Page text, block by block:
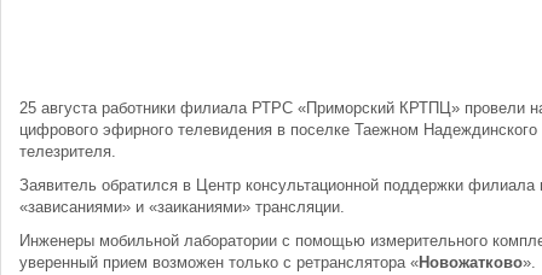
25 августа работники филиала РТРС «Приморский КРТПЦ» провели
цифрового эфирного телевидения в поселке Таежном
телезрителя.
Заявитель обратился в Центр консультационной поддержки филиала
«зависаниями» и «заиканиями» трансляции.
Инженеры мобильной лаборатории с помощью измерительного
уверенный прием возможен только с ретранслятора «Новожатково».